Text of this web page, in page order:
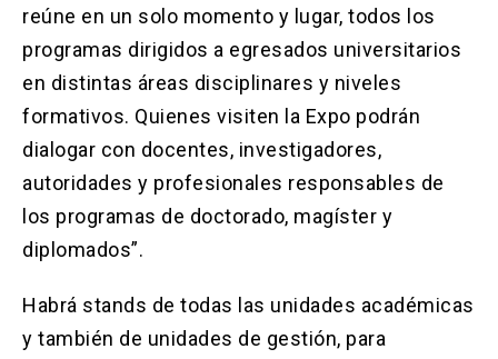
reúne en un solo momento y lugar, todos los
programas dirigidos a egresados universitarios
en distintas áreas disciplinares y niveles
formativos. Quienes visiten la Expo podrán
dialogar con docentes, investigadores,
autoridades y profesionales responsables de
los programas de doctorado, magíster y
diplomados”.
Habrá stands de todas las unidades académicas
y también de unidades de gestión, para